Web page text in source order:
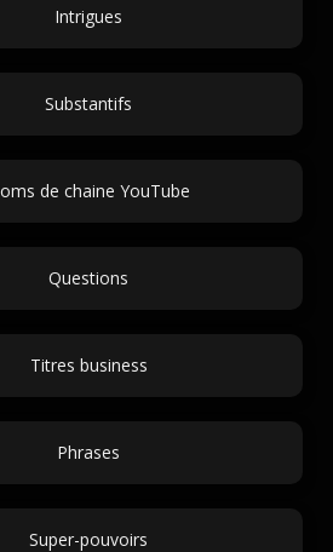
Intrigues
Substantifs
de chaine YouTube
Questions
Titres business
Phrases
Super-pouvoirs